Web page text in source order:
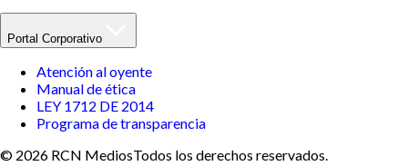
Portal Corporativo
Atención al oyente
Manual de ética
LEY 1712 DE 2014
Programa de transparencia
© 2026 RCN MediosTodos los derechos reservados.